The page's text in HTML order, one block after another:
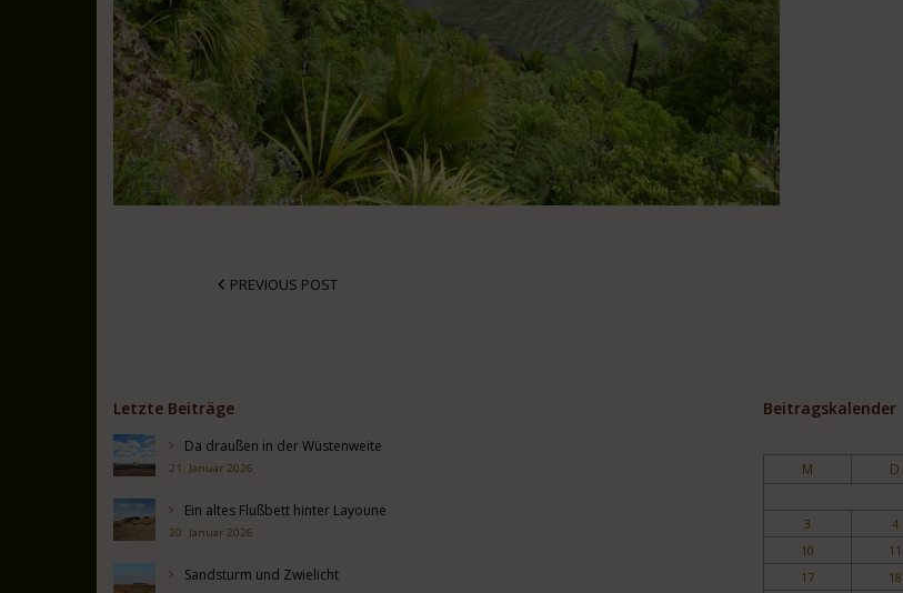
PREVIOUS POST
Letzte Beiträge
Da draußen in der Wüstenweite
21. Januar 2026
Ein altes Flußbett hinter Layoune
20. Januar 2026
Sandsturm und Zwielicht
Beitragskalender
M D
3
4
10
11
17
18